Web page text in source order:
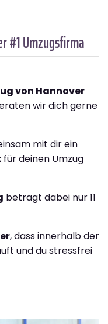
#1 Umzugsfirma
von Hannover
wir dich gerne
mit dir ein
für deinen Umzug
beträgt dabei nur 11
, dass innerhalb der
und du stressfrei